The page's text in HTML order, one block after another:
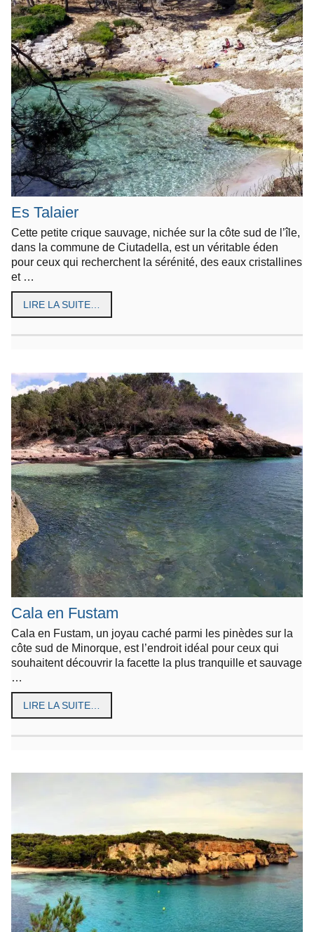
Es Talaier
Cette petite crique sauvage, nichée sur la côte sud de l’île,
dans la commune de Ciutadella, est un véritable éden
pour ceux qui recherchent la sérénité, des eaux cristallines
et …
LIRE LA SUITE…
Cala en Fustam
Cala en Fustam, un joyau caché parmi les pinèdes sur la
côte sud de Minorque, est l’endroit idéal pour ceux qui
souhaitent découvrir la facette la plus tranquille et sauvage
…
LIRE LA SUITE…